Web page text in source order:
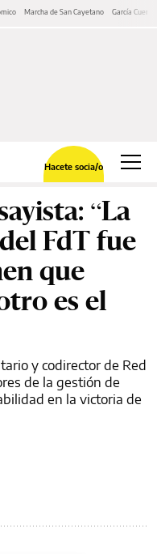
Marcha de San Cayetano García Cuerva
Hacete socia/o
“La
FdT fue
que
es el
y codirector de Red
de la gestión de
en la victoria de